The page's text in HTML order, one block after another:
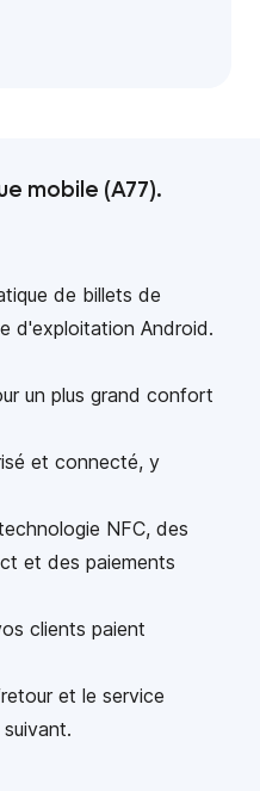
mobile (A77).
de billets de
d'exploitation Android.
un plus grand confort
et connecté, y
NFC, des
et des paiements
clients paient
et le service